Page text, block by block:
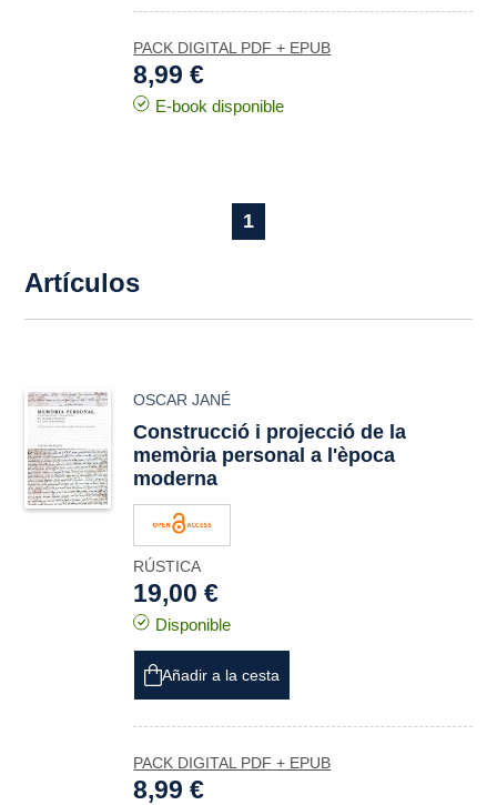
PACK DIGITAL PDF + EPUB
8,99 €
E-book disponible
1
Artículos
OSCAR JANÉ
Construcció i projecció de la
memòria personal a l'època
moderna
RÚSTICA
19,00 €
Disponible
Añadir a la cesta
PACK DIGITAL PDF + EPUB
8,99 €